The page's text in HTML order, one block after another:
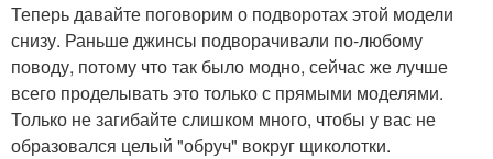
Теперь давайте поговорим о подворотах этой модели
снизу. Раньше джинсы подворачивали по-любому
поводу, потому что так было модно, сейчас же лучше
всего проделывать это только с прямыми моделями.
Только не загибайте слишком много, чтобы у вас не
образовался целый "обруч" вокруг щиколотки.